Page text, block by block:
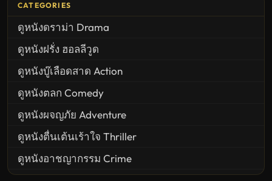
CATEGORIES
ดูหนังดราม่า Drama
ดูหนังฝรั่ง ฮอลลีวูด
ดูหนังบู๊เลือดสาด Action
ดูหนังตลก Comedy
ดูหนังผจญภัย Adventure
ดูหนังตื่นเต้นเร้าใจ Thriller
ดูหนังอาชญากรรม Crime